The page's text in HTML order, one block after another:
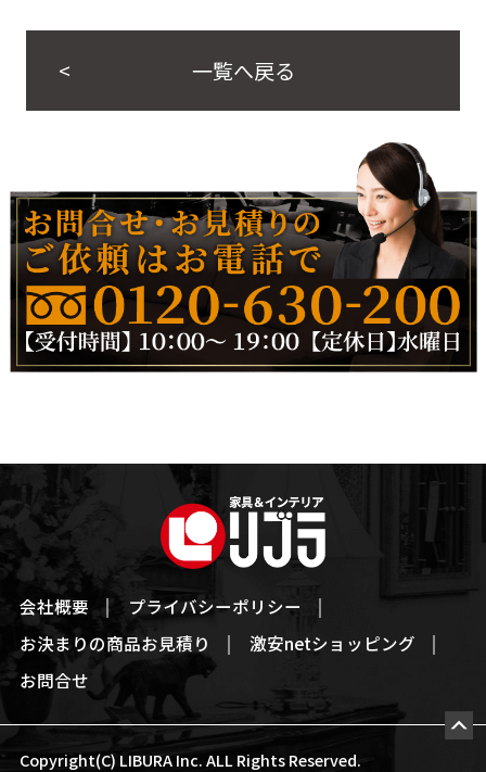
一覧へ戻る
会社概要
プライバシーポリシー
お決まりの商品お見積り
激安netショッピング
お問合せ
Copyright(C) LIBURA Inc. ALL Rights Reserved.